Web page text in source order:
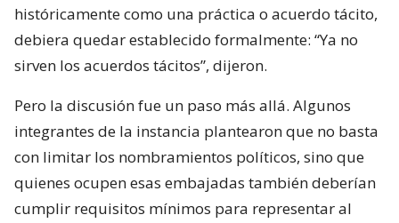
históricamente como una práctica o acuerdo tácito,
debiera quedar establecido formalmente: “Ya no
sirven los acuerdos tácitos”, dijeron.
Pero la discusión fue un paso más allá. Algunos
integrantes de la instancia plantearon que no basta
con limitar los nombramientos políticos, sino que
quienes ocupen esas embajadas también deberían
cumplir requisitos mínimos para representar al